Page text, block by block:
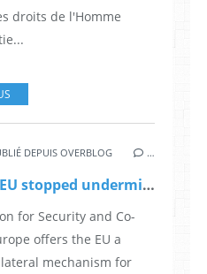
droits de l'Homme
DEPUIS OVERBLOG …
It’s time the EU stopped undermining the OSCE, by Marc Perrin de Brichambaut
for Security and Co-
offers the EU a
mechanism for